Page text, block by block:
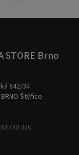
STORE Brno
842/34
Štýřice
330 370